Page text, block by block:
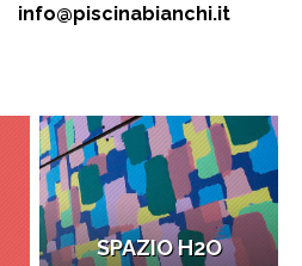
info@piscinabianchi.it
SPAZIO H2O